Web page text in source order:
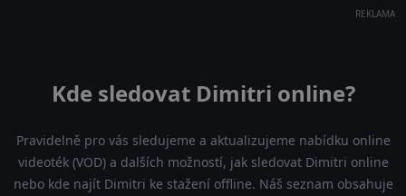
REKLAMA
Kde sledovat Dimitri online?
Pravidelně pro vás sledujeme a aktualizujeme nabídku online
videoték (VOD) a dalších možností, jak sledovat Dimitri online
nebo kde najít Dimitri ke stažení offline. Náš seznam obsahuje